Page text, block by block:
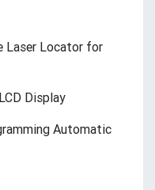
Laser Locator for
Display
Automatic